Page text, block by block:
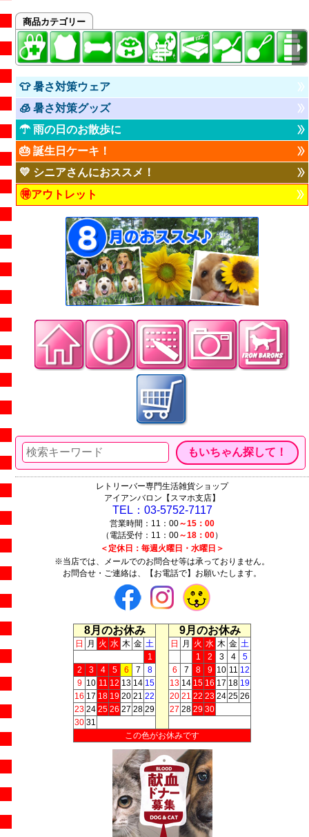
商品カテゴリー
👕 暑さ対策ウェア
🧊 暑さ対策グッズ
☂ 雨の日のお散歩に
🎂 誕生日ケーキ！
💛 シニアさんにおススメ！
🉐アウトレット
レトリーバー専門生活雑貨ショップ
アイアンバロン【スマホ支店】
TEL：03-5752-7117
営業時間：11：00～15：00
（電話受付：11：00～18：00）
＜定休日：毎週火曜日・水曜日＞
※当店では、メールでのお問合せ等は承っておりません。
お問合せ・ご連絡は、【お電話で】お願いたします。
8月のお休み 9月のお休み
日 月 火 水 木 金 土 日 月 火 水 木 金 土
1
1 2 3 4
5
2
3 4 5 6 7 8 6 7 8 9 10 11 12
9 10 11 12 13 14 15 13 14 15 16 17 18 19
16 17 18 19 20 21 22 20 21 22 23 24 25 26
23 24 25 26 27 28 29 27 28 29 30
30 31
この色がお休みです